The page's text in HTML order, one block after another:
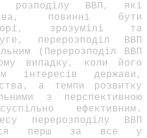
розподілу ВВП, які
повинні бути
зрозумілі та
перерозподіл ВВП
(Перерозподіл ВВП
випадку, коли його
інтересів держави,
а темпи розвитку
з перспективною
ефективним.
перерозподілу ВВП
перш за все у